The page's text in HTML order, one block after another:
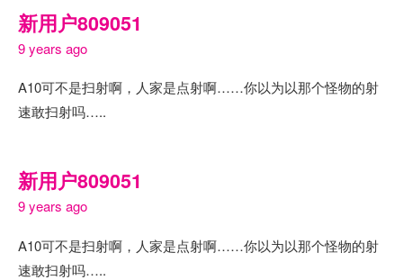
新用户809051
9 years ago
A10可不是扫射啊，人家是点射啊……你以为以那个怪物的射
速敢扫射吗…..
新用户809051
9 years ago
A10可不是扫射啊，人家是点射啊……你以为以那个怪物的射
速敢扫射吗…..